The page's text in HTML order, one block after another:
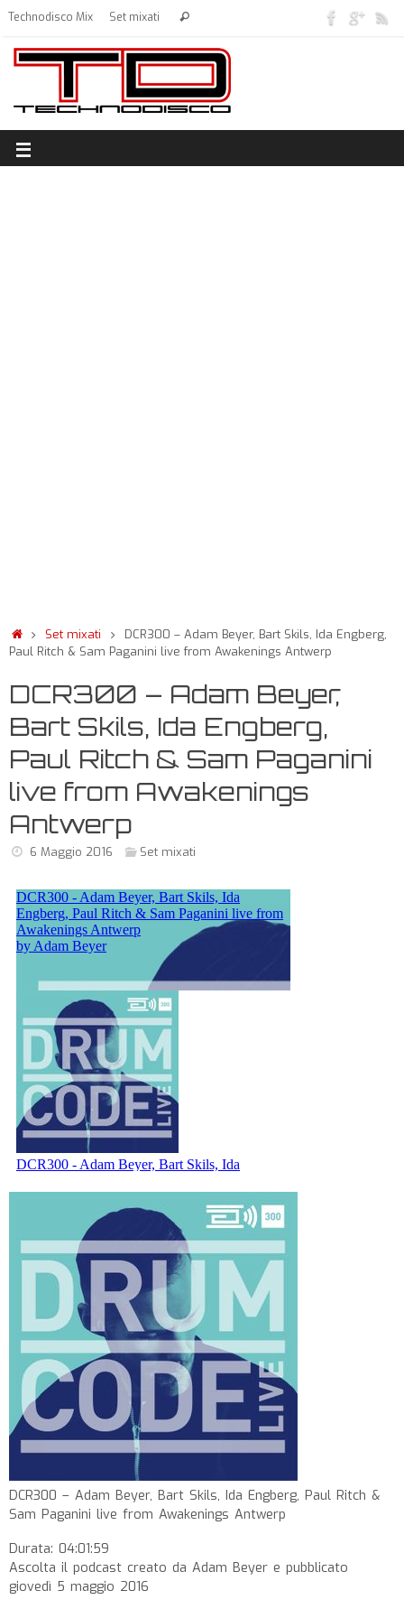
Technodisco Mix Set mixati
Set mixati
DCR300 – Adam Beyer, Bart Skils, Ida Engberg,
Paul Ritch & Sam Paganini live from Awakenings Antwerp
DCR300 – Adam Beyer,
Bart Skils, Ida Engberg,
Paul Ritch & Sam Paganini
live from Awakenings
Antwerp
6 Maggio 2016 Set mixati
DCR300 – Adam Beyer, Bart Skils, Ida Engberg, Paul Ritch &
Sam Paganini live from Awakenings Antwerp
Durata: 04:01:59
Ascolta il podcast creato da Adam Beyer e pubblicato
giovedì 5 maggio 2016